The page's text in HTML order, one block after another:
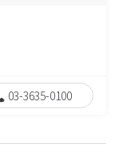
03-3635-0100